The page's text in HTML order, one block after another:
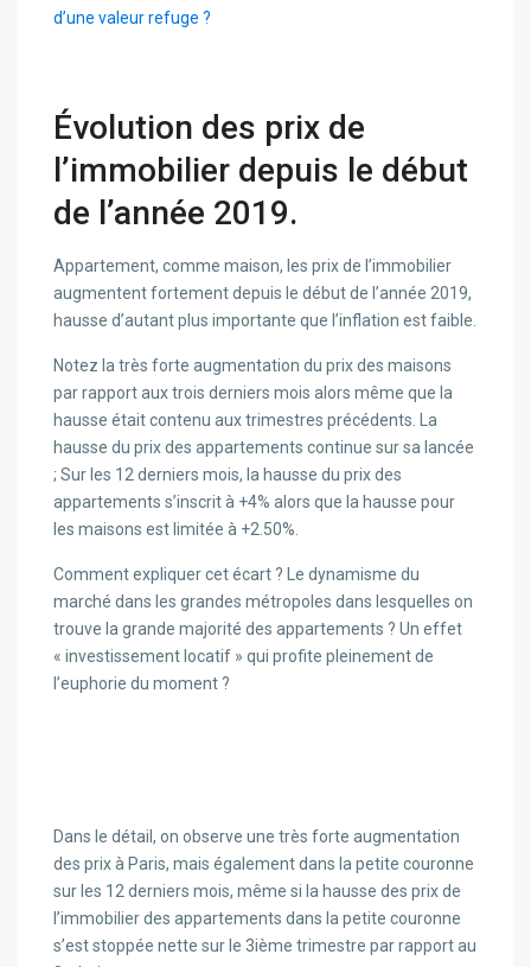
d’une valeur refuge ?
Évolution des prix de
l’immobilier depuis le début
de l’année 2019.
Appartement, comme maison, les prix de l’immobilier
augmentent fortement depuis le début de l’année 2019,
hausse d’autant plus importante que l’inflation est faible.
Notez la très forte augmentation du prix des maisons
par rapport aux trois derniers mois alors même que la
hausse était contenu aux trimestres précédents. La
hausse du prix des appartements continue sur sa lancée
; Sur les 12 derniers mois, la hausse du prix des
appartements s’inscrit à +4% alors que la hausse pour
les maisons est limitée à +2.50%.
Comment expliquer cet écart ? Le dynamisme du
marché dans les grandes métropoles dans lesquelles on
trouve la grande majorité des appartements ? Un effet
« investissement locatif » qui profite pleinement de
l’euphorie du moment ?
Dans le détail, on observe une très forte augmentation
des prix à Paris, mais également dans la petite couronne
sur les 12 derniers mois, même si la hausse des prix de
l’immobilier des appartements dans la petite couronne
s’est stoppée nette sur le 3ième trimestre par rapport au